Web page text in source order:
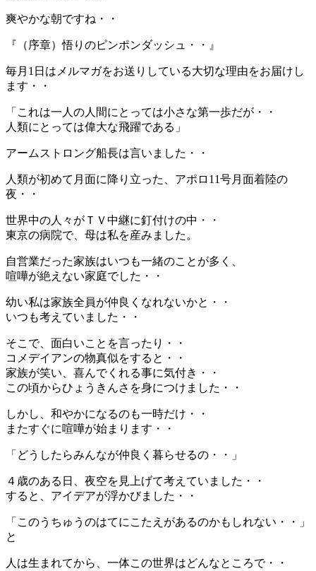
爽やかな朝ですね・・
『（序章）悟りのピンポンダッシュ・・』
毎月1日はメルマガをお送りしている大切な理由をお届けし
ます・・
「これは一人の人間にとっては小さな第一歩だが・・
人類にとっては偉大な飛躍である」
アームストロング船長は言いました・・
人類が初めて月面に降り立った、アポロ11号月面着陸の
夜・・
世界中の人々がＴＶ中継に釘付けの中・・
東京の病院で、母は私を産みました。
自営業だった家族はいつも一緒のことが多く、
喧嘩が絶えない家庭でした・・
幼い私は家族全員が仲良くなれないかと・・
いつも考えていました・・
そこで、面白いことを言ったり・・
コメデイアンの物真似をすると・・
家族が笑い、喜んでくれる事に気付き・・
この頃からひょうきんさを身につけました・・
しかし、和やかになるのも一時だけ・・
またすぐに喧嘩が始まります・・
「どうしたらみんなが仲良く暮らせるの・・」
４歳のある日、夜空を見上げて考えていました・・
すると、アイデアが浮かびました・・
「このうちゅうのはてにこたえがあるのかもしれない・・」
と
人は生まれてから、一体この世界はどんなところで・・